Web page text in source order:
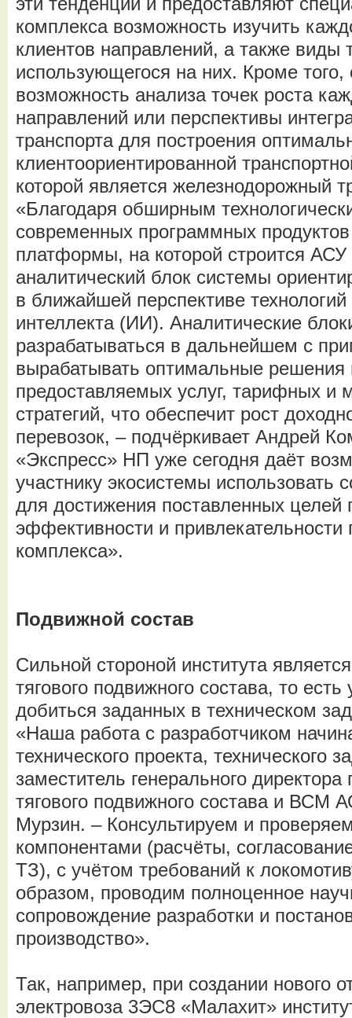
комплекса возможность изучить
клиентов направлений, а также виды
использующегося на них. Кроме того,
возможность анализа точек роста
направлений или перспективы
транспорта для построения
клиентоориентированной
которой является железнодорожный
«Благодаря обширным
современных программных продуктов
платформы, на которой строится
аналитический блок системы
в ближайшей перспективе технологий
интеллекта (ИИ). Аналитические
разрабатываться в дальнейшем с
вырабатывать оптимальные решения
предоставляемых услуг, тарифных и
стратегий, что обеспечит рост
перевозок, – подчёркивает Андрей
«Экспресс» НП уже сегодня даёт
участнику экосистемы использовать
для достижения поставленных
эффективности и привлекательности
комплекса».
Подвижной состав
Сильной стороной института
тягового подвижного состава, то
добиться заданных в техническом
«Наша работа с разработчиком
технического проекта, технического
заместитель генерального
тягового подвижного состава и
Мурзин. – Консультируем и
компонентами (расчёты,
ТЗ), с учётом требований к
образом, проводим полноценное
сопровождение разработки и
производство».
Так, например, при создании нового
электровоза 3ЭС8 «Малахит»